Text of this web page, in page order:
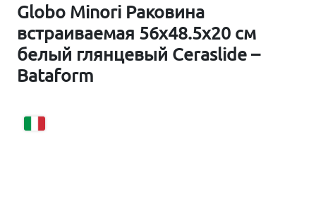
Globo Minori Раковина
встраиваемая 56x48.5x20 см
белый глянцевый Ceraslide –
Bataform